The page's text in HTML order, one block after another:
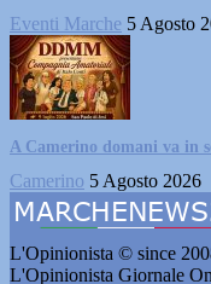
Eventi Marche 5 Agosto
A Camerino domani va in
Camerino 5 Agosto 2026
L'Opinionista © since
L'Opinionista Giornale